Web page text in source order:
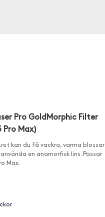
Pro GoldMorphic Filter
Pro Max)
kan du få vackra, varma blossar
en anamorfisk lins. Passar
Max.